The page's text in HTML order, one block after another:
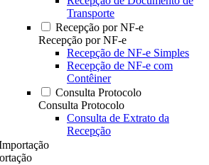
Transporte
Recepção por NF-e
Recepção por NF-e
Recepção de NF-e Simples
Recepção de NF-e com
Contêiner
Consulta Protocolo
Consulta Protocolo
Consulta de Extrato da
Recepção